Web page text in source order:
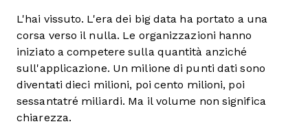
L'hai vissuto. L'era dei big data ha portato a una
corsa verso il nulla. Le organizzazioni hanno
iniziato a competere sulla quantità anziché
sull'applicazione. Un milione di punti dati sono
diventati dieci milioni, poi cento milioni, poi
sessantatré miliardi. Ma il volume non significa
chiarezza.